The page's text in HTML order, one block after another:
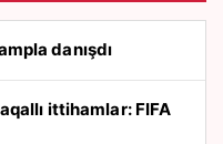
danışdı